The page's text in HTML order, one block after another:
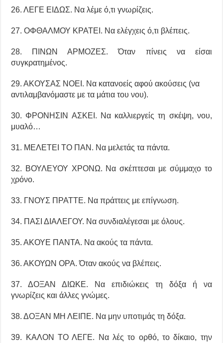
26. ΛΕΓΕ ΕΙΔΩΣ. Να λέμε ό,τι γνωρίζεις.
27. ΟΦΘΑΛΜΟΥ ΚΡΑΤΕΙ. Να ελέγχεις ό,τι βλέπεις.
28. ΠΙΝΩΝ ΑΡΜΟΖΕΣ. Όταν πίνεις να είσαι
συγκρατημένος.
29. ΑΚΟΥΣΑΣ ΝΟΕΙ. Να κατανοείς αφού ακούσεις (να
αντιλαμβανόμαστε με τα μάτια του νου).
30. ΦΡΟΝΗΣΙΝ ΑΣΚΕΙ. Να καλλιεργείς τη σκέψη, νου,
μυαλό…
31. ΜΕΛΕΤΕΙ ΤΟ ΠΑΝ. Να μελετάς τα πάντα.
32. ΒΟΥΛΕΥΟΥ ΧΡΟΝΩ. Να σκέπτεσαι με σύμμαχο το
χρόνο.
33. ΓΝΟΥΣ ΠΡΑΤΤΕ. Να πράττεις με επίγνωση.
34. ΠΑΣΙ ΔΙΑΛΕΓΟΥ. Να συνδιαλέγεσαι με όλους.
35. ΑΚΟΥΕ ΠΑΝΤΑ. Να ακούς τα πάντα.
36. ΑΚΟΥΩΝ ΟΡΑ. Όταν ακούς να βλέπεις.
37. ΔΟΞΑΝ ΔΙΩΚΕ. Να επιδιώκεις τη δόξα ή να
γνωρίζεις και άλλες γνώμες.
38. ΔΟΞΑΝ ΜΗ ΛΕΙΠΕ. Να μην υποτιμάς τη δόξα.
39. ΚΑΛΟΝ ΤΟ ΛΕΓΕ. Να λές το ορθό, το δίκαιο, την